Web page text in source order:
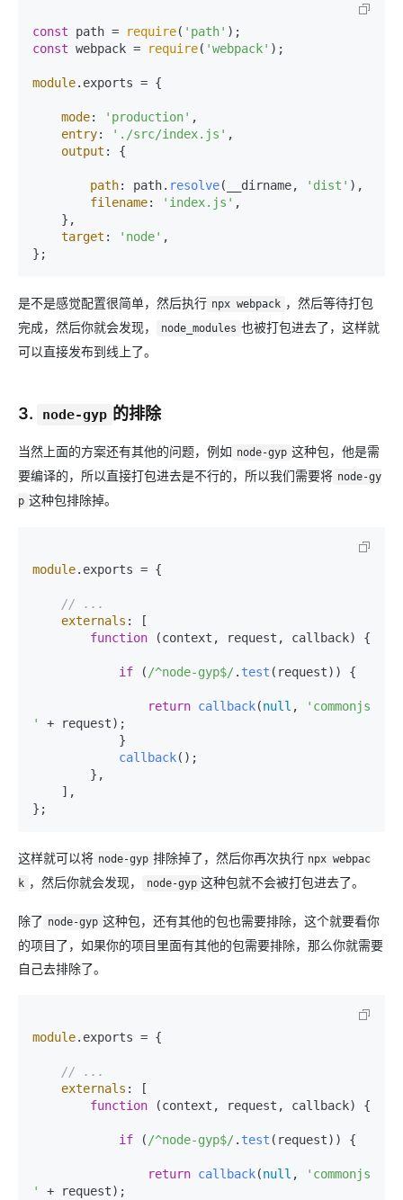
const path = require( 'path'
const webpack = require( 'webpack' );
module. exports = {
mode: 'production' ,
entry: './src/index.js' ,
output : {
path: path. resolve(__dirname, 'dist' ),
filename: 'index.js' ,
target : 'node' ,
是不是感觉配置很简单，然后执行 npx webpack ，然后等待打包
完成，然后你就会发现，
node_modules 也被打包进去了，这样就
可以直接发布到线上了。
3. node-gyp 的排除
当然上面的方案还有其他的问题，例如 node-gyp 这种包，他是需
要编译的，所以直接打包进去是不行的，所以我们需要将 node-gy
p 这种包排除掉。
module. exports = {
// ...
externals : [
function (context, request, callback) {
if ( /^node-gyp$/. test (request)) {
return callback(null ,
'commonjs
'
+ request);
callback();
这样就可以将 node-gyp 排除掉了，然后你再次执行 npx webpac
k ，然后你就会发现， node-gyp 这种包就不会被打包进去了。
除了 node-gyp 这种包，还有其他的包也需要排除，这个就要看你
的项目了，如果你的项目里面有其他的包需要排除，那么你就需要
自己去排除了。
module. exports = {
// ...
externals : [
function (context, request, callback) {
if ( /^node-gyp$/. test (request)) {
return callback(null ,
'commonjs
'
+ request);